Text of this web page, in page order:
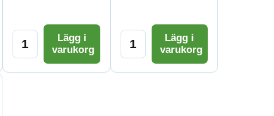
Lägg i
varukorg
Lägg i
varukorg